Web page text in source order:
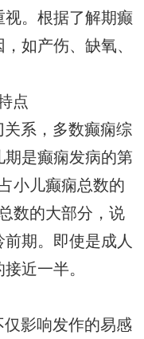
。根据了解期癫
如产伤、缺氧、
点
系，多数癫痫综
是癫痫发病的第
小儿癫痫总数的
数的大部分，说
期。即使是成人
近一半。
影响发作的易感